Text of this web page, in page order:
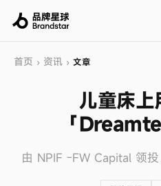
首页 › 资讯 › 文章
儿童床上
「
由 NPIF -FW Capital 领投